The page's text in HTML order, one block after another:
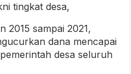
tingkat desa,
2015 sampai 2021,
dana mencapai
desa seluruh